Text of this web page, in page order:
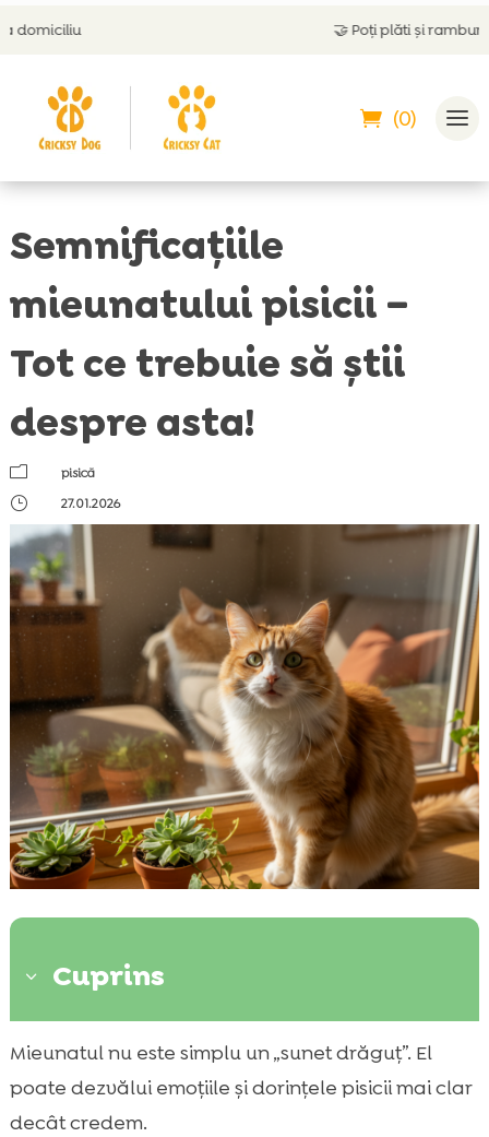
Poți plăti și ramburs
(0)
Semnificațiile
mieunatului pisicii –
Tot ce trebuie să știi
despre asta!
m
pisică
}
27.01.2026
3 Cuprins
 De ce mieună pisicile: cum comunică cu noi
în viața de zi cu zi
 Semnificațiile mieunatului pisicii: ghid rapid
Mieunatul nu este simplu un „sunet drăguț”. El
poate dezvălui emoțiile și dorințele pisicii mai clar
decât credem.